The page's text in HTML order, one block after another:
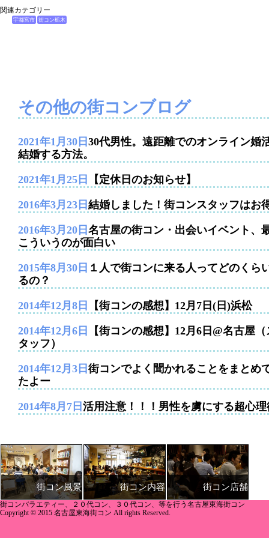
関連カテゴリー
宇都宮市 街コン栃木
その他の街コンブログ
2021年1月30日 30代男性。遠距離でのオンライン婚
結婚する方法。
2021年1月25日 【定休日のお知らせ】
2016年3月23日 結婚しました！街コンスタッフはお
2016年3月20日 名古屋の街コン・出会いイベント、
こういうのが面白い
2015年8月30日 １人で街コンに来る人ってどのくら
るの？
2014年12月8日 【街コンの感想】12月7日(日)浜松
2014年12月6日
【街コンの感想】12月6日@名古屋（
タッフ）
2014年12月3日 街コンでよく聞かれることをまとめ
たよー
2014年8月7日 活用注意！！！男性を虜にする超心理
街コン風景 街コン内容 街コン店舗
街コンバラエティー、２０代コン、３０代コン、等を行う名古屋東海街コン
Copyright © 2015 名古屋東海街コン All rights Reserved.